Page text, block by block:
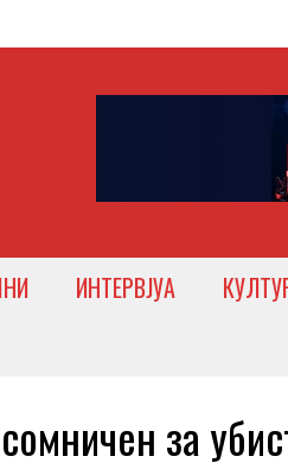
ИНТЕРВЈУА
за